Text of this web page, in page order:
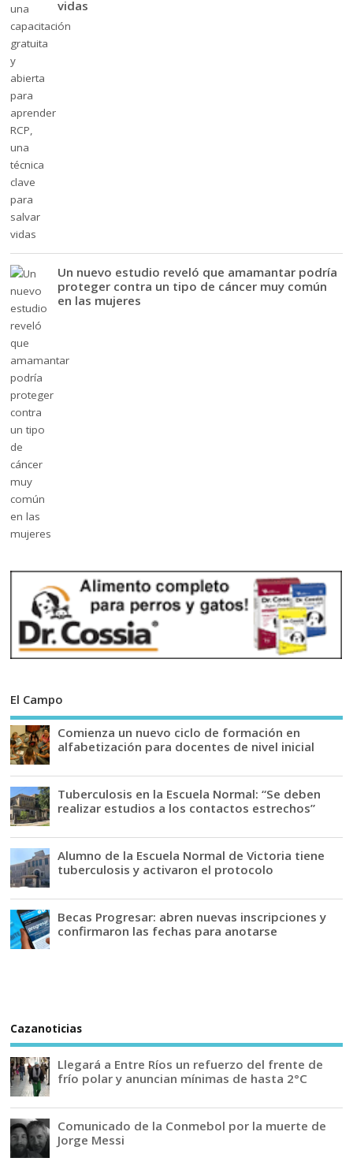
vidas
Un nuevo estudio reveló que amamantar podría
proteger contra un tipo de cáncer muy común
en las mujeres
El Campo
Comienza un nuevo ciclo de formación en
alfabetización para docentes de nivel inicial
Tuberculosis en la Escuela Normal: “Se deben
realizar estudios a los contactos estrechos”
Alumno de la Escuela Normal de Victoria tiene
tuberculosis y activaron el protocolo
Becas Progresar: abren nuevas inscripciones y
confirmaron las fechas para anotarse
Cazanoticias
Llegará a Entre Ríos un refuerzo del frente de
frío polar y anuncian mínimas de hasta 2°C
Comunicado de la Conmebol por la muerte de
Jorge Messi